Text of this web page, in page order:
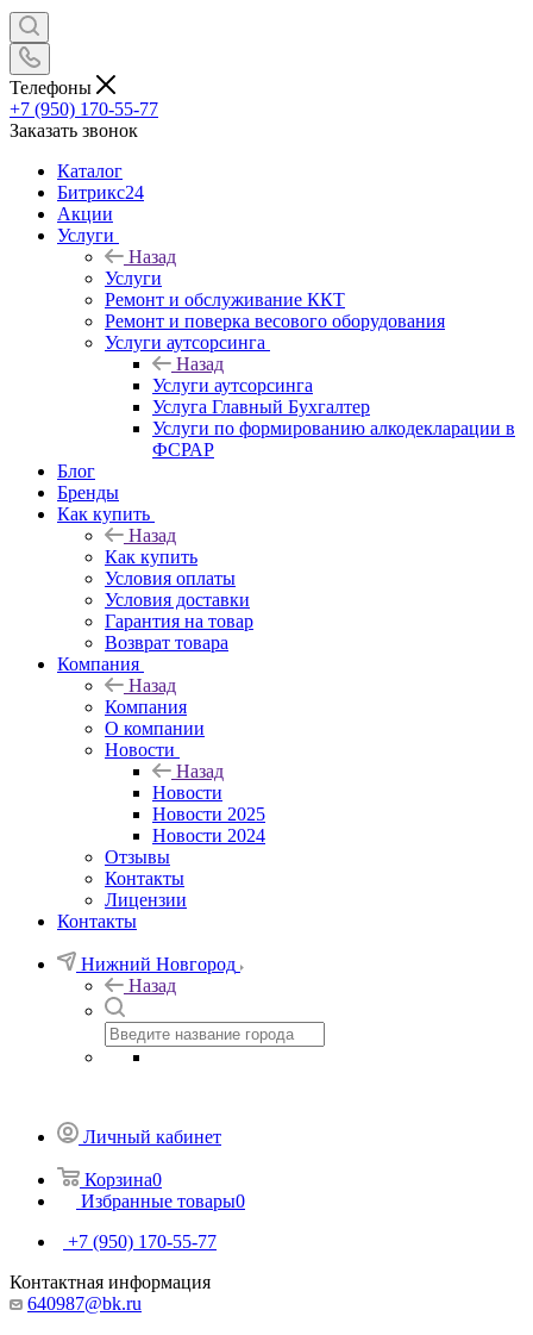
Телефоны
+7 (950) 170-55-77
Заказать звонок
Каталог
Битрикс24
Акции
Услуги
Назад
Услуги
Ремонт и обслуживание ККТ
Ремонт и поверка весового оборудования
Услуги аутсорсинга
Назад
Услуги аутсорсинга
Услуга Главный Бухгалтер
Услуги по формированию алкодекларации в
ФСРАР
Блог
Бренды
Как купить
Назад
Как купить
Условия оплаты
Условия доставки
Гарантия на товар
Возврат товара
Компания
Назад
Компания
О компании
Новости
Назад
Новости
Новости 2025
Новости 2024
Отзывы
Контакты
Лицензии
Контакты
Нижний Новгород
Назад
Личный кабинет
Корзина0
Избранные товары0
+7 (950) 170-55-77
Контактная информация
640987@bk.ru